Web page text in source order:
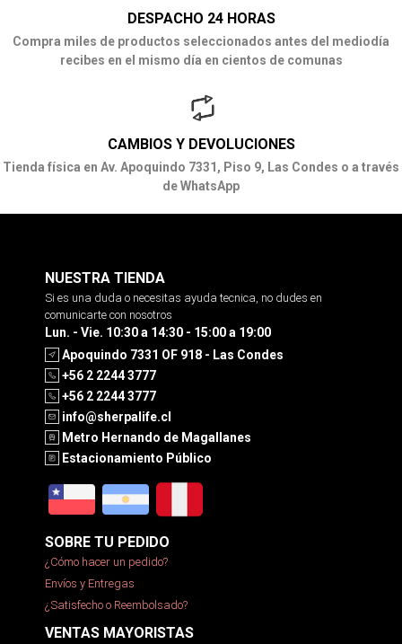
DESPACHO 24 HORAS
Compra miles de productos seleccionados antes del mediodía
recibes en el mismo día en cientos de comunas
CAMBIOS Y DEVOLUCIONES
Tienda física en Av. Apoquindo 7331, Piso 9, Las Condes o a través
de WhatsApp
NUESTRA TIENDA
Si es una duda o necesitas ayuda tecnica, no dudes en
comunicarte con nosotros
Lun. - Vie. 10:30 a 14:30 - 15:00 a 19:00
Apoquindo 7331 OF 918 - Las Condes
+56 2 2244 3777
+56 2 2244 3777
info@sherpalife.cl
Metro Hernando de Magallanes
Estacionamiento Público
SOBRE TU PEDIDO
¿Cómo hacer un pedido?
Envíos y Entregas
¿Satisfecho o Reembolsado?
VENTAS MAYORISTAS